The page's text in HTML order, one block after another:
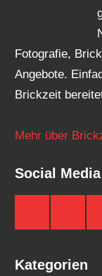
Fotografie,
Angebote.
Brickzeit
Mehr über
Social Media
Kategorien